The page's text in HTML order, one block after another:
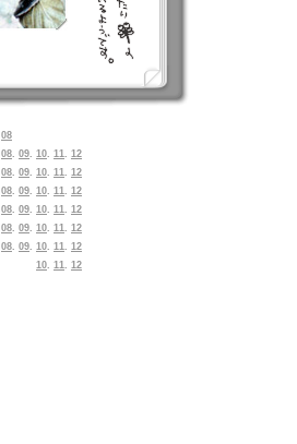
08
08. 09. 10. 11. 12
08. 09. 10. 11. 12
08. 09. 10. 11. 12
08. 09. 10. 11. 12
08. 09. 10. 11. 12
08. 09. 10. 11. 12
10. 11. 12